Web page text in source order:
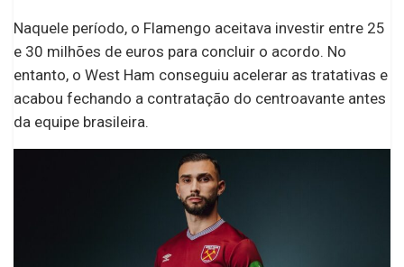
Naquele período, o Flamengo aceitava investir entre 25
e 30 milhões de euros para concluir o acordo. No
entanto, o West Ham conseguiu acelerar as tratativas e
acabou fechando a contratação do centroavante antes
da equipe brasileira.